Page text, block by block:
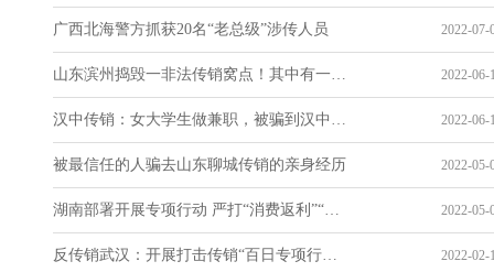
广西北海警方抓获20名“老总级”涉传人员 2022-07-
山东滨州捣毁一非法传销窝点！其中有一名14周岁未成年 2022-06-
汉中传销：女大学生做兼职，被骗到汉中做传销！ 2022-06-
被最信任的人骗去山东聊城传销的亲身经历 2022-05-
湖南部署开展专项行动 严打“消费返利”“虚拟货币”等网络传销 2022-05-
反传销武汉：开展打击传销“百日专项行动”这些传销组织将重点打击！ 2022-02-